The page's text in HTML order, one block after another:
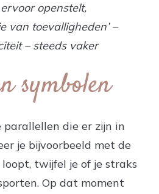
openstelt,
van toevalligheden’ –
– steeds vaker
symbolen
parallellen die er zijn in
je bijvoorbeeld met de
twijfel je of je straks
Op dat moment